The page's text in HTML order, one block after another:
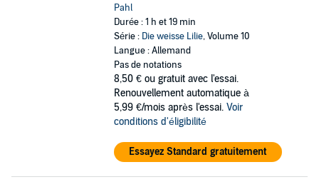
Pahl
Durée : 1 h et 19 min
Série : Die weisse Lilie, Volume 10
Langue : Allemand
Pas de notations
8,50 € ou gratuit avec l'essai.
Renouvellement automatique à
5,99 €/mois après l'essai. Voir
conditions d'éligibilité
Essayez Standard gratuitement